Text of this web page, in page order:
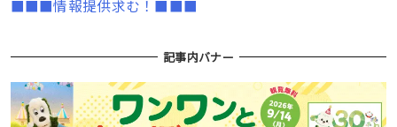
■■■情報提供求む！■■■
記事内バナー